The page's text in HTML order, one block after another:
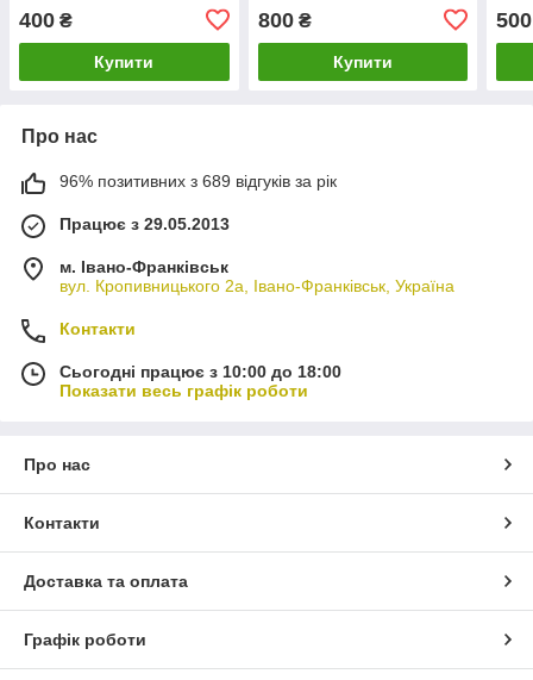
400 ₴
Купити
800₴
Купити
500
Про нас
96% позитивних з 689 відгуків за рік
Працює з 29.05.2013
м. Івано-Франківськ
вул. Кропивницького 2а, Івано-Франківськ, Україна
Контакти
Сьогодні працює з 10:00 до 18:00
Показати весь графік роботи
Про нас
Контакти
Доставка та оплата
Графік роботи